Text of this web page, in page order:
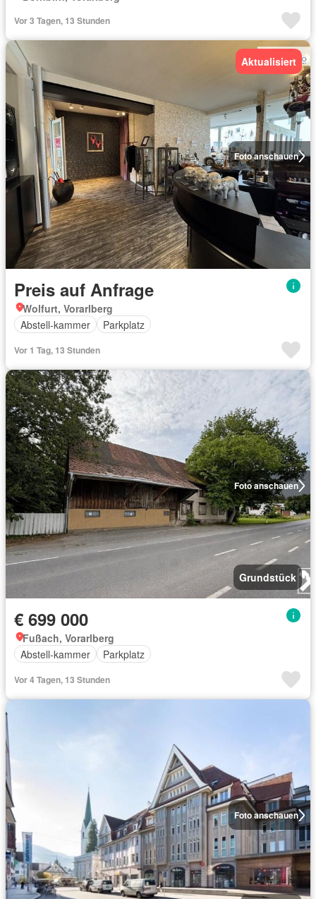
Vor 3 Tagen, 13 Stunden
Foto anschauen
Aktualisiert
Preis auf Anfrage
Wolfurt, Vorarlberg
Abstell-kammer
Parkplatz
Vor 1 Tag, 13 Stunden
Foto anschauen
Grundstück
€ 699 000
Fußach, Vorarlberg
Abstell-kammer
Parkplatz
Vor 4 Tagen, 13 Stunden
Foto anschauen